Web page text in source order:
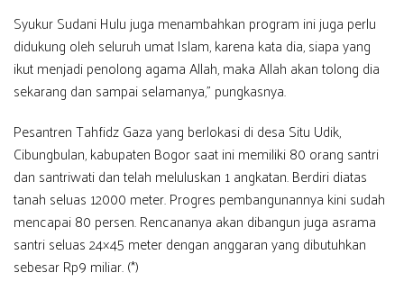
Syukur Sudani Hulu juga menambahkan program ini juga perlu
didukung oleh seluruh umat Islam, karena kata dia, siapa yang
ikut menjadi penolong agama Allah, maka Allah akan tolong dia
sekarang dan sampai selamanya,” pungkasnya.
Pesantren Tahfidz Gaza yang berlokasi di desa Situ Udik,
Cibungbulan, kabupaten Bogor saat ini memiliki 80 orang santri
dan santriwati dan telah meluluskan 1 angkatan. Berdiri diatas
tanah seluas 12000 meter. Progres pembangunannya kini sudah
mencapai 80 persen. Rencananya akan dibangun juga asrama
santri seluas 24×45 meter dengan anggaran yang dibutuhkan
sebesar Rp9 miliar. (*)